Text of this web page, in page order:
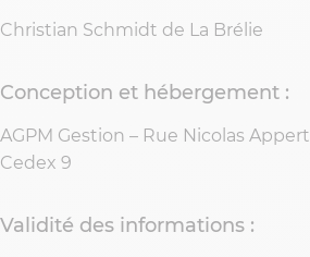
Christian Schmidt de La Brélie
Conception et hébergement :
AGPM Gestion – Rue Nicolas
Cedex 9
Validité des informations :